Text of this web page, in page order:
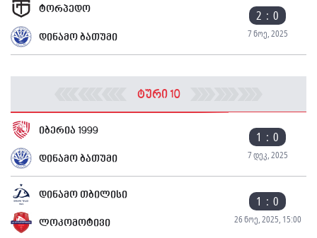
ტორპედო 2 : 0
7 ნოე, 2025
დინამო ბათუმი
ტური 10
იბერია 1999 1 : 0
7 დეკ, 2025
დინამო ბათუმი
დინამო თბილისი 1 : 0
26 ნოე, 2025, 15:00
ლოკომოტივი